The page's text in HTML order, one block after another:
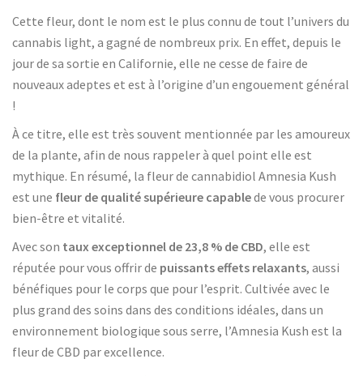
Cette fleur, dont le nom est le plus connu de tout l’univers du
cannabis light, a gagné de nombreux prix. En effet, depuis le
jour de sa sortie en Californie, elle ne cesse de faire de
nouveaux adeptes et est à l’origine d’un engouement général
!
À ce titre, elle est très souvent mentionnée par les amoureux
de la plante, afin de nous rappeler à quel point elle est
mythique. En résumé, la fleur de cannabidiol Amnesia Kush
est une fleur de qualité supérieure capablede vous procurer
bien-être et vitalité.
Avec son taux exceptionnel de 23,8 % de CBD, elle est
réputée pour vous offrir de puissants effets relaxants, aussi
bénéfiques pour le corps que pour l’esprit. Cultivée avec le
plus grand des soins dans des conditions idéales, dans un
environnement biologique sous serre, l’Amnesia Kush est la
fleur de CBD par excellence.